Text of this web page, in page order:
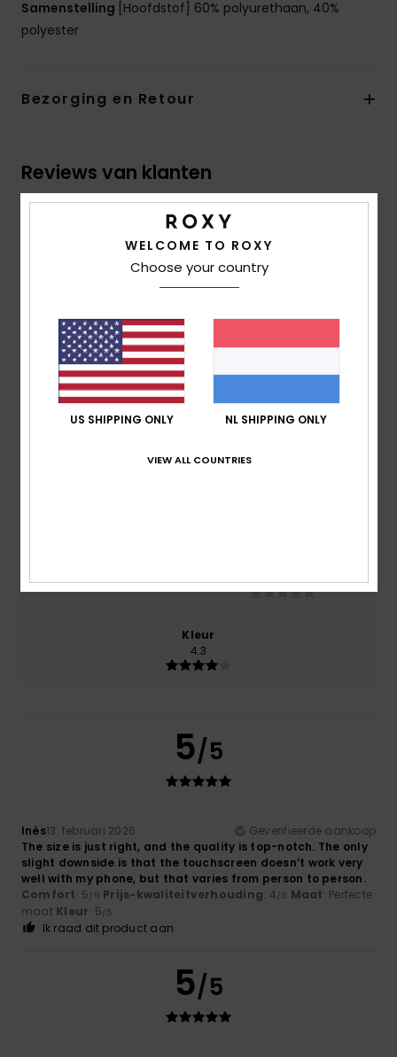
Samenstelling [Hoofdstof] 60% polyurethaan, 40%
polyester
Bezorging en Retour
Reviews van klanten
Gemiddelde score
5.0/5
gebaseerd op3 geverifieerde beoordelingen
oktober 2025
67% van onze klanten bevelen dit product aan
Comfort
Kleur
4.3
5/5
Inès13. februari 2026
Geverifieerde aankoop
The size is just right, and the quality is top-notch. The only
slight downside is that the touchscreen doesn’t work very
well with my phone, but that varies from person to person.
Comfort: 5/5 Prijs-kwaliteitverhouding: 4/5 Maat: Perfecte
maat Kleur: 5/5
Ik raad dit product aan
5/5
WELCOME TO ROXY
Choose your country
US SHIPPING ONLY NL SHIPPING ONLY
VIEW ALL COUNTRIES